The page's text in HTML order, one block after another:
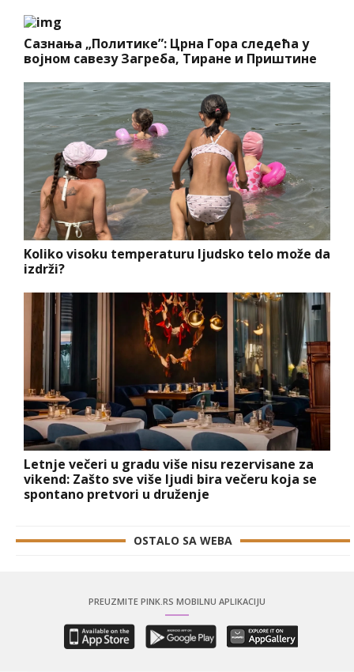
Сазнања „Политике”: Црна Гора следећа у
војном савезу Загреба, Тиране и Приштине
Koliko visoku temperaturu ljudsko telo može da
izdrži?
Letnje večeri u gradu više nisu rezervisane za
vikend: Zašto sve više ljudi bira večeru koja se
spontano pretvori u druženje
OSTALO SA WEBA
PREUZMITE PINK.RS MOBILNU APLIKACIJU